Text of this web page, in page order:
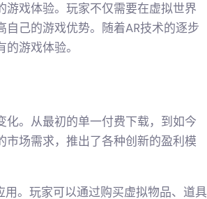
戏体验。玩家不仅需要在虚拟世界
己的游戏优势。随着AR技术的逐步
游戏体验。
。从最初的单一付费下载，到如今
场需求，推出了各种创新的盈利模
。玩家可以通过购买虚拟物品、道具